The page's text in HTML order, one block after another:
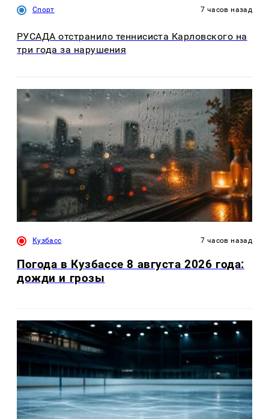
Спорт 7 часов назад
РУСАДА отстранило теннисиста Карловского на
три года за нарушения
Кузбасс 7 часов назад
Погода в Кузбассе 8 августа 2026 года:
дожди и грозы